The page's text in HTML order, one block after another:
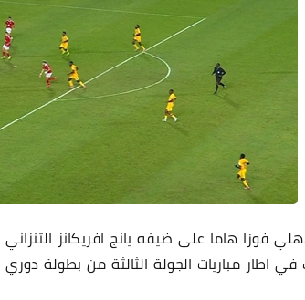
فوزا هاما على ضيفه يانج افريكانز
في اطار مباريات الجولة الثالثة من بطولة دوري